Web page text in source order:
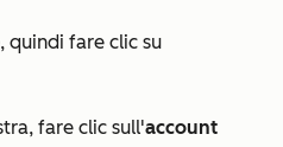
, quindi fare clic su
fare clic sull'account